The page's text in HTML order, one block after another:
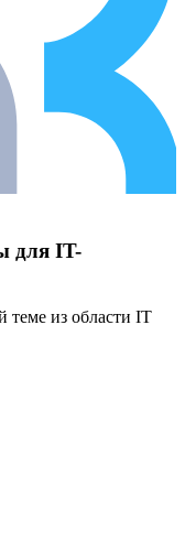
для IT-
теме из области IT